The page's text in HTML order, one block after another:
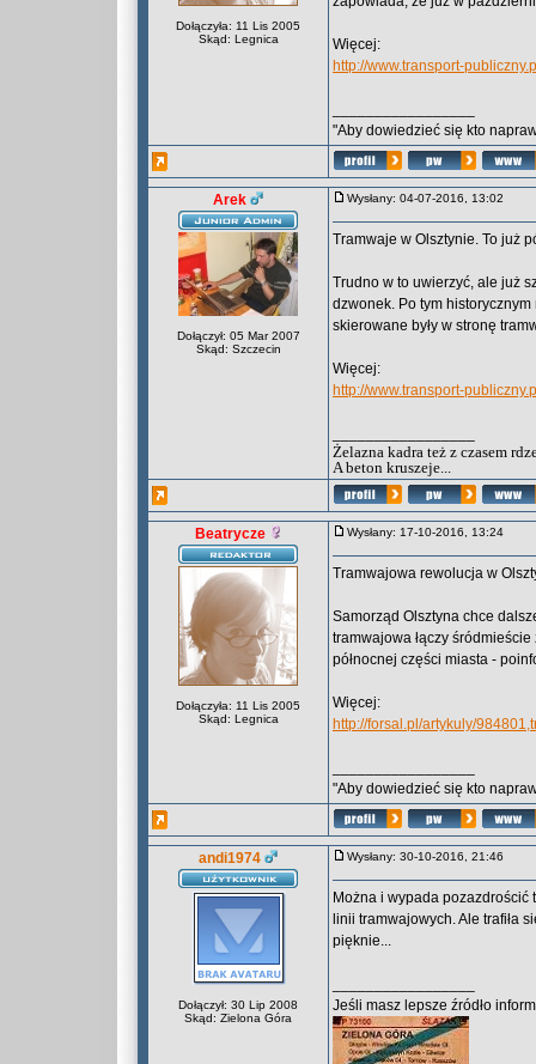
Dołączyła: 11 Lis 2005
Skąd: Legnica
Więcej:
http://www.transport-
"Aby dowiedzieć się kto
Arek
Dołączył: 05 Mar 2007
Skąd: Szczecin
Wysłany: 04-07-2016, 13:02
Tramwaje w Olsztynie. To już
Trudno w to uwierzyć, ale już
dzwonek. Po tym
skierowane były w stronę
Więcej:
http://www.transport-
Żelazna kadra też z czasem
A beton kruszeje...
Beatrycze
Dołączyła: 11 Lis 2005
Skąd: Legnica
Wysłany: 17-10-2016, 13:24
Tramwajowa rewolucja w
Samorząd Olsztyna chce
tramwajowa łączy
północnej części miasta -
Więcej:
http://forsal.pl/artykuly/
"Aby dowiedzieć się kto
andi1974
Dołączył: 30 Lip 2008
Skąd: Zielona Góra
Wysłany: 30-10-2016, 21:46
Można i wypada pozazdrościć
linii tramwajowych. Ale trafiła
pięknie...
Jeśli masz lepsze źródło